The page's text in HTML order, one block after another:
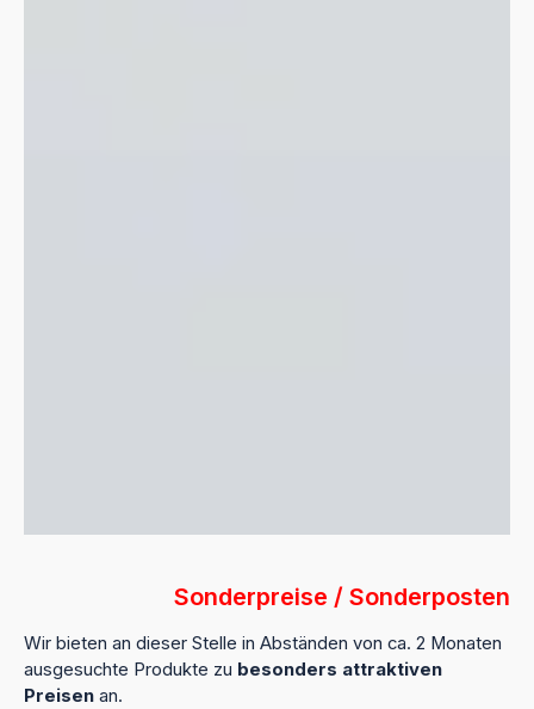
Sonderpreise / Sonderposten
Wir bieten an dieser Stelle in Abständen von ca. 2 Monaten
ausgesuchte Produkte zu besonders attraktiven
Preisen an.